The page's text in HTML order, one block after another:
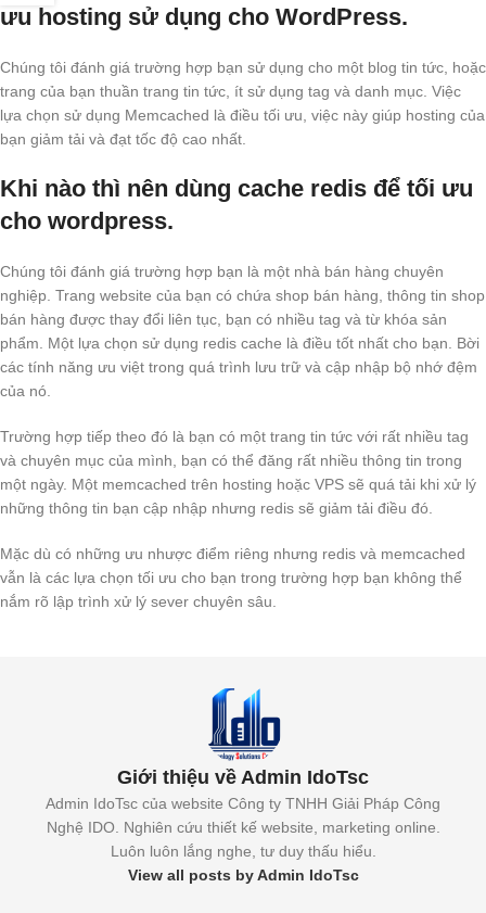
ưu hosting sử dụng cho WordPress.
Chúng tôi đánh giá trường hợp bạn sử dụng cho một blog tin tức, hoặc
trang của bạn thuần trang tin tức, ít sử dụng tag và danh mục. Việc
lựa chọn sử dụng Memcached là điều tối ưu, việc này giúp hosting của
bạn giảm tải và đạt tốc độ cao nhất.
Khi nào thì nên dùng cache redis để tối ưu
cho wordpress.
Chúng tôi đánh giá trường hợp bạn là một nhà bán hàng chuyên
nghiệp. Trang website của bạn có chứa shop bán hàng, thông tin shop
bán hàng được thay đổi liên tục, bạn có nhiều tag và từ khóa sản
phẩm. Một lựa chọn sử dụng redis cache là điều tốt nhất cho bạn. Bời
các tính năng ưu việt trong quá trình lưu trữ và cập nhập bộ nhớ đệm
của nó.
Trường hợp tiếp theo đó là bạn có một trang tin tức với rất nhiều tag
và chuyên mục của mình, bạn có thể đăng rất nhiều thông tin trong
một ngày. Một memcached trên hosting hoặc VPS sẽ quá tải khi xử lý
những thông tin bạn cập nhập nhưng redis sẽ giảm tải điều đó.
Mặc dù có những ưu nhược điểm riêng nhưng redis và memcached
vẫn là các lựa chọn tối ưu cho bạn trong trường hợp bạn không thể
nắm rõ lập trình xử lý sever chuyên sâu.
Giới thiệu về Admin IdoTsc
Admin IdoTsc của website Công ty TNHH Giải Pháp Công
Nghệ IDO. Nghiên cứu thiết kế website, marketing online.
Luôn luôn lắng nghe, tư duy thấu hiểu.
View all posts by Admin IdoTsc